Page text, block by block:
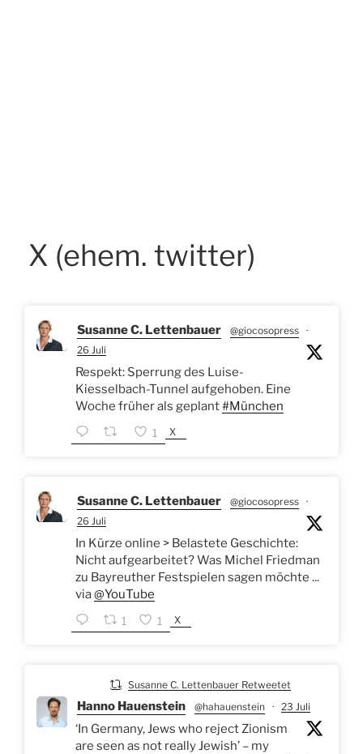
X (ehem. twitter)
Susanne C. Lettenbauer @giocosopress ·
26 Juli
Respekt: Sperrung des Luise-
Kiesselbach-Tunnel aufgehoben. Eine
Woche früher als geplant#München
1 X
Susanne C. Lettenbauer @giocosopress ·
26 Juli
In Kürze online > Belastete Geschichte:
Nicht aufgearbeitet? Was Michel Friedman
zu Bayreuther Festspielen sagen möchte ...
via@YouTube
1 1 X
Susanne C. Lettenbauer Retweetet
Hanno Hauenstein @hahauenstein · 23 Juli
‘In Germany, Jews who reject Zionism
are seen as not really Jewish’ – my